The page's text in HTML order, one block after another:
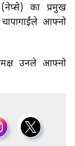
का प्रमुख
आफ्नो
उनले आफ्नो